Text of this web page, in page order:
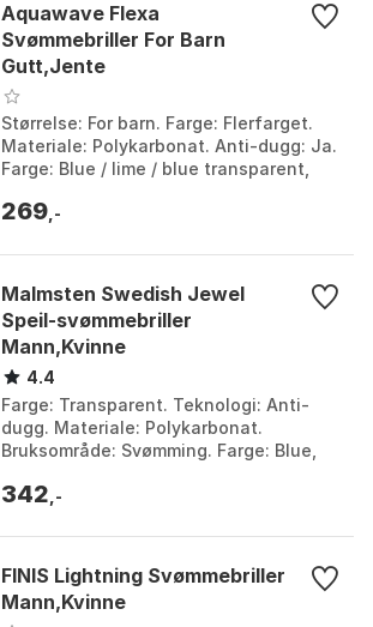
Aquawave Flexa
Svømmebriller For Barn
Gutt,Jente
Størrelse: For barn. Farge: Flerfarget.
Materiale: Polykarbonat. Anti-dugg: Ja.
Farge: Blue / lime / blue transparent,
...
269 ,-
Malmsten Swedish Jewel
Speil-svømmebriller
Mann,Kvinne
4.4
Farge: Transparent. Teknologi: Anti-
dugg. Materiale: Polykarbonat.
Bruksområde: Svømming. Farge: Blue,
One Size.
342 ,-
FINIS Lightning Svømmebriller
Mann,Kvinne